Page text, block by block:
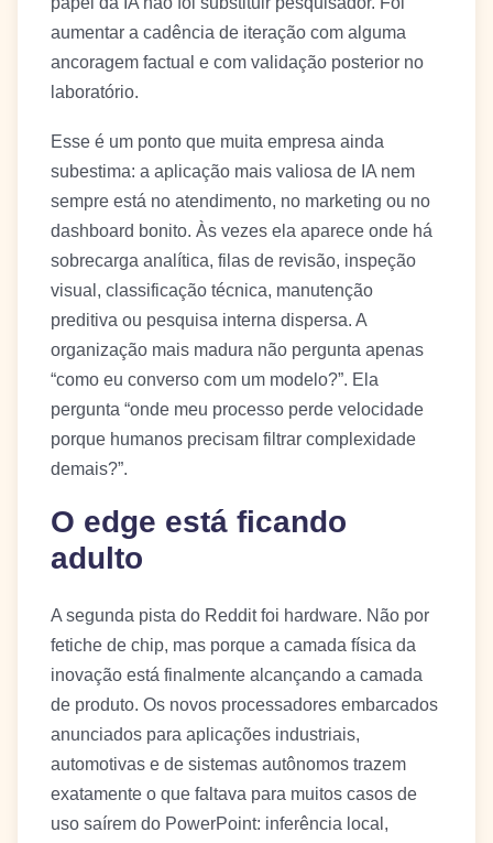
aumentar a cadência de iteração com alguma
ancoragem factual e com validação posterior no
laboratório.
Esse é um ponto que muita empresa ainda
subestima: a aplicação mais valiosa de IA nem
sempre está no atendimento, no marketing ou no
dashboard bonito. Às vezes ela aparece onde há
sobrecarga analítica, filas de revisão, inspeção
visual, classificação técnica, manutenção
preditiva ou pesquisa interna dispersa. A
organização mais madura não pergunta apenas
“como eu converso com um modelo?”. Ela
pergunta “onde meu processo perde velocidade
porque humanos precisam filtrar complexidade
demais?”.
O edge está ficando
adulto
A segunda pista do Reddit foi hardware. Não por
fetiche de chip, mas porque a camada física da
inovação está finalmente alcançando a camada
de produto. Os novos processadores embarcados
anunciados para aplicações industriais,
automotivas e de sistemas autônomos trazem
exatamente o que faltava para muitos casos de
uso saírem do PowerPoint: inferência local,